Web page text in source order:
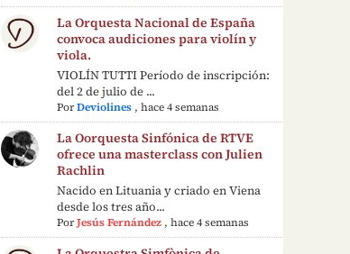
La Orquesta Nacional de España
convoca audiciones para violín y
viola.
VIOLÍN TUTTI Período de inscripción:
del 2 de julio de ...
PorDeviolines ,hace 4 semanas
La Oorquesta Sinfónica de RTVE
ofrece una masterclass con Julien
Rachlin
Nacido en Lituania y criado en Viena
desde los tres año...
PorJesús Fernández ,hace 4 semanas